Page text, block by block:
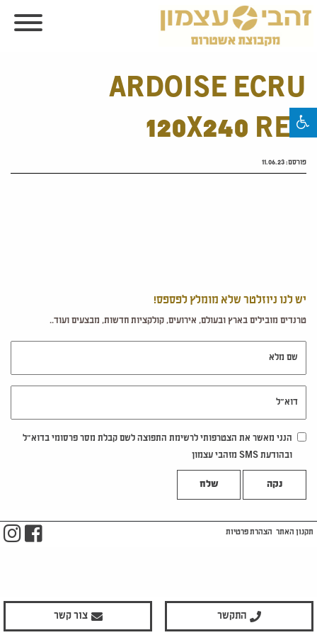
ARDOISE ECRU
120X240 RET
פורסם:11.06.23
יש לנו ניוזלטר שלא מומלץ לפספס!
טרנדים מובילים בארץ ובעולם, אירועים, קולקציות חדשות, מבצעים ועוד..
הנני מאשר את הצטרפותי לרשימת התפוצה לשם קבלת מסר פרסומי בדוא"ל
ובהודעת SMS מזהבי עצמון
נקה
התקשר צור קשר
תקנון האתר הצהרת פרטיות